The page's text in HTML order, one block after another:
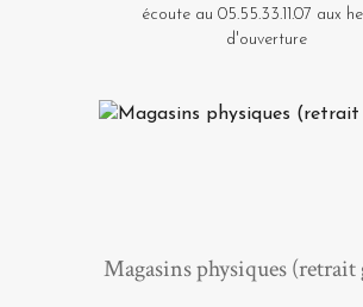
écoute au 05.55.33.11.07 aux
d'ouverture
Magasins physiques